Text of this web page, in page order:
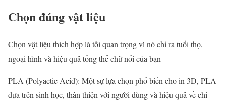
Chọn đúng vật liệu
Chọn vật liệu thích hợp là tối quan trọng vì nó chỉ ra tuổi thọ,
ngoại hình và hiệu quả tổng thể chữ nổi của bạn
PLA (Polyactic Acid): Một sự lựa chọn phổ biến cho in 3D, PLA
dựa trên sinh học, thân thiện với người dùng và hiệu quả về chi